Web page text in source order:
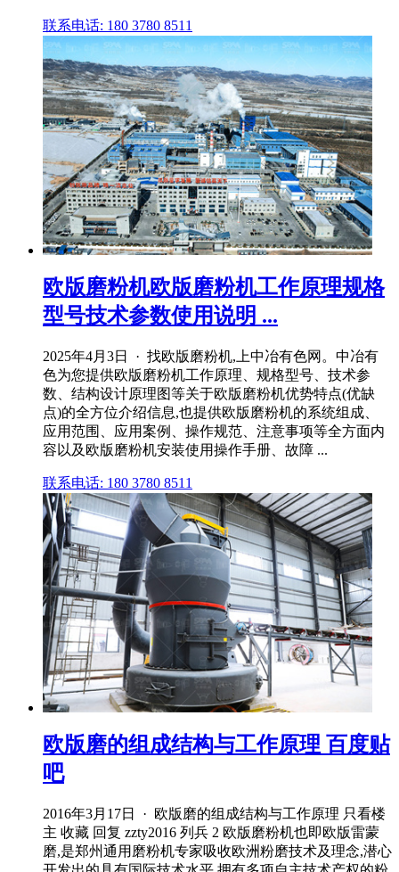
联系电话: 180 3780 8511
欧版磨粉机欧版磨粉机工作原理规格
型号技术参数使用说明 ...
2025年4月3日 · 找欧版磨粉机,上中冶有色网。中冶有
色为您提供欧版磨粉机工作原理、规格型号、技术参
数、结构设计原理图等关于欧版磨粉机优势特点(优缺
点)的全方位介绍信息,也提供欧版磨粉机的系统组成、
应用范围、应用案例、操作规范、注意事项等全方面内
容以及欧版磨粉机安装使用操作手册、故障 ...
联系电话: 180 3780 8511
欧版磨的组成结构与工作原理 百度贴
吧
2016年3月17日 · 欧版磨的组成结构与工作原理 只看楼
主 收藏 回复 zzty2016 列兵 2 欧版磨粉机也即欧版雷蒙
磨,是郑州通用磨粉机专家吸收欧洲粉磨技术及理念,潜心